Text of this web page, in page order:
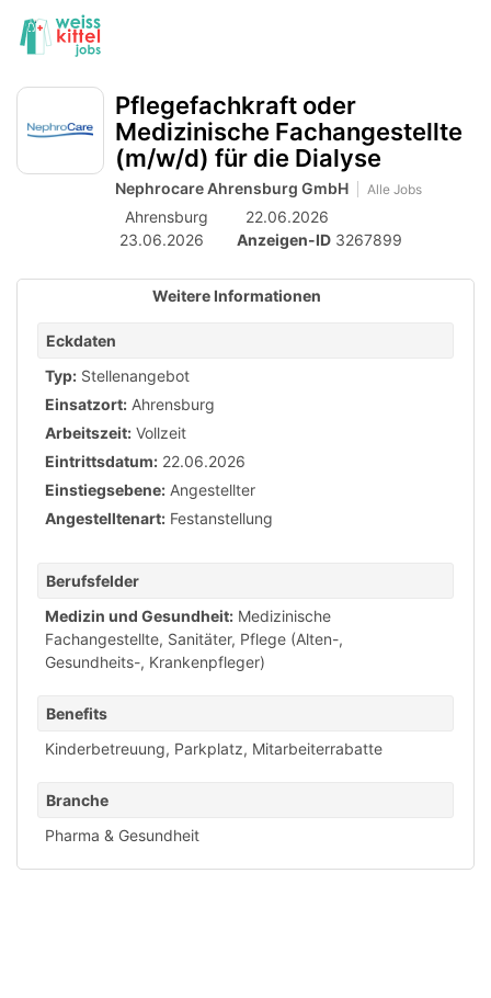
Accessibility
Modus
aktivieren
zur
zum
von
mobilem
Endgerät
Pflegefachkraft oder
Medizinische Fachangestellte
(m/w/d) für die Dialyse
Nephrocare Ahrensburg GmbH Alle Jobs
Ahrensburg
22.06.2026
23.06.2026
Anzeigen-ID 3267899
Weitere Informationen
Eckdaten
Typ: Stellenangebot
Einsatzort: Ahrensburg
Arbeitszeit: Vollzeit
Eintrittsdatum: 22.06.2026
Einstiegsebene: Angestellter
Angestelltenart: Festanstellung
Berufsfelder
Medizin und Gesundheit: Medizinische
Fachangestellte, Sanitäter, Pflege (Alten-,
Gesundheits-, Krankenpfleger)
Benefits
Kinderbetreuung, Parkplatz, Mitarbeiterrabatte
Branche
Pharma & Gesundheit